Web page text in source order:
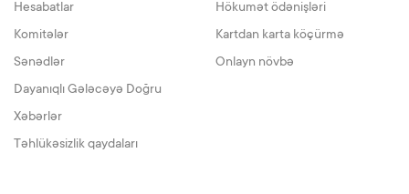
Hesabatlar
Komitələr
Sənədlər
Dayanıqlı Gələcəyə Doğru
Xəbərlər
Təhlükəsizlik qaydaları
Hökumət ödənişləri
Kartdan karta köçürmə
Onlayn növbə